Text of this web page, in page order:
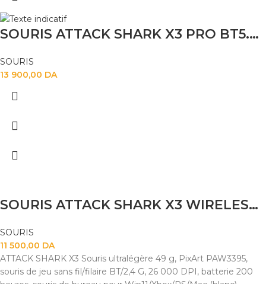
SOURIS ATTACK SHARK X3 PRO BT5.4+2.4G 8K WHITE
SOURIS
13 900,00 DA
SOURIS ATTACK SHARK X3 WIRELESS BT5.4+2.4G+WIRED 49G WHITE
SOURIS
11 500,00 DA
ATTACK SHARK X3 Souris ultralégère 49 g, PixArt PAW3395,
souris de jeu sans fil/filaire BT/2,4 G, 26 000 DPI, batterie 200